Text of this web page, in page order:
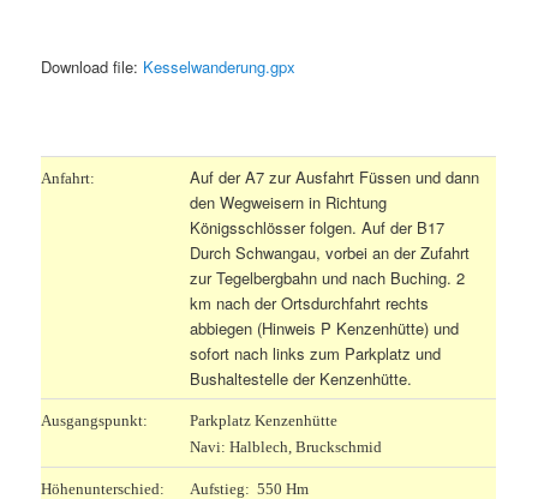
Download file: Kesselwanderung.gpx
Anfahrt:
Auf der A7 zur Ausfahrt Füssen und dann
den Wegweisern in Richtung
Königsschlösser folgen. Auf der B17
Durch Schwangau, vorbei an der Zufahrt
zur Tegelbergbahn und nach Buching. 2
km nach der Ortsdurchfahrt rechts
abbiegen (Hinweis P Kenzenhütte) und
sofort nach links zum Parkplatz und
Bushaltestelle der Kenzenhütte.
Ausgangspunkt:
Parkplatz Kenzenhütte
Navi: Halblech, Bruckschmid
Höhenunterschied:
Aufstieg: 550 Hm